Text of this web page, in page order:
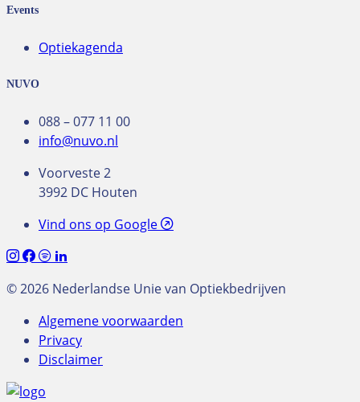
Events
Optiekagenda
NUVO
088 – 077 11 00
info@nuvo.nl
Voorveste 2
3992 DC Houten
Vind ons op Google
© 2026 Nederlandse Unie van Optiekbedrijven
Algemene voorwaarden
Privacy
Disclaimer